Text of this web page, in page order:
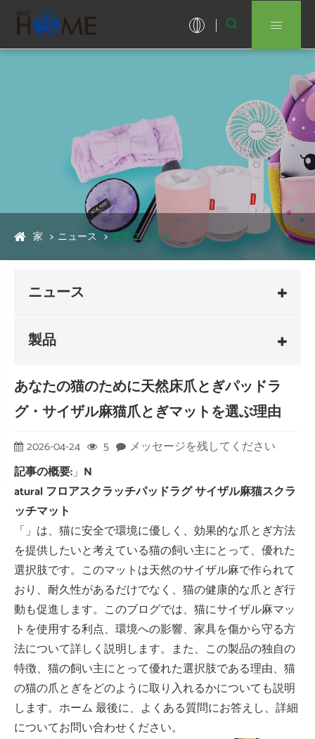
 
家 ニュース 業界ニュース
ニュース
製品
あなたの猫のために天然床爪とぎパッドラ
グ・サイザル麻猫爪とぎマットを選ぶ理由
2026-04-24 5
メッセージを残してください
記事の概要:」 N
atural フロアスクラッチパッドラグ サイザル麻猫スクラ
ッチマット
「」は、猫に安全で環境に優しく、効果的な爪とぎ方法
を提供したいと考えている猫の飼い主にとって、優れた
選択肢です。このマットは天然のサイザル麻で作られて
おり、耐久性があるだけでなく、猫の健康的な爪とぎ行
動も促進します。このブログでは、猫にサイザル麻マッ
トを使用する利点、環境への影響、家具を傷から守る方
法について詳しく説明します。また、この製品の独自の
特徴、猫の飼い主にとって優れた選択肢である理由、猫
の猫の爪とぎをどのように取り入れるかについても説明
します。ホーム 最後に、よくある質問にお答えし、詳細
についてお問い合わせください。